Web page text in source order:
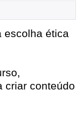
escolha ética
criar conteúdo